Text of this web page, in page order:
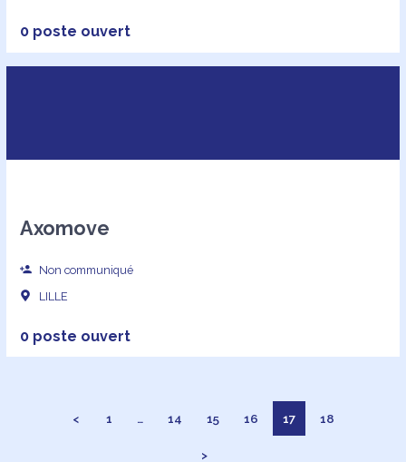
0 poste ouvert
Axomove
Non communiqué
LILLE
0 poste ouvert
< 1 … 14 15 16 17 18
>